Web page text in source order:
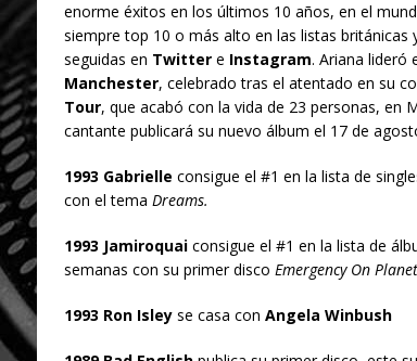
enorme éxitos en los últimos 10 años, en el
siempre top 10 o más alto en las listas británicas
seguidas en Twittere Instagram. Ariana lideró
Manchester, celebrado tras el atentado en su
Tour, que acabó con la vida de 23 personas, en
cantante publicará su nuevo álbum el 17 de
1993 Gabrielle consigue el #1 en la lista de
con el tema Dreams.
1993 Jamiroquaiconsigue el #1 en la lista de
semanas con su primer disco Emergency On
1993 Ron Isleyse casa con Angela Winbush